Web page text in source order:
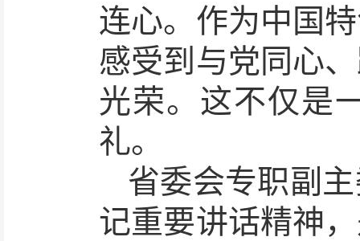
连心。作为中国
感受到与党同心
光荣。这不仅是
礼。
省委会专职副
记重要讲话精神